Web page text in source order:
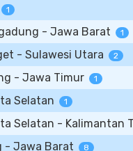
1
- Jawa Barat 1
- Sulawesi Utara 2
- Jawa Timur 1
Selatan 1
Selatan - Kalimantan
- Jawa Barat 8